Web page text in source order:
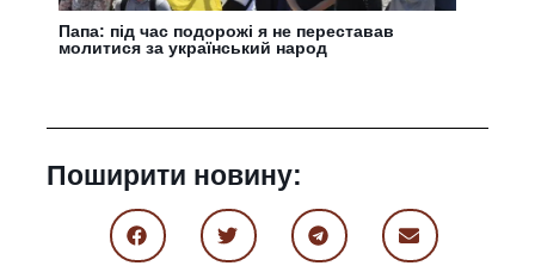
Папа: під час подорожі я не переставав
молитися за український народ
Поширити новину: